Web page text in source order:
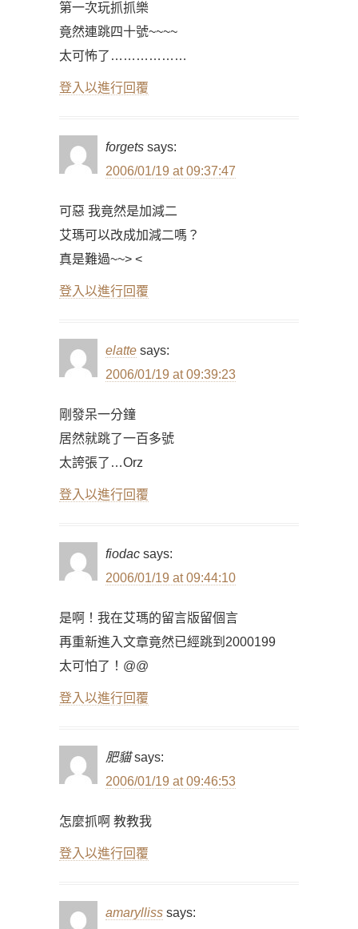
第一次玩抓抓樂
竟然連跳四十號~~~~
太可怖了………………
登入以進行回覆
forgets says:
2006/01/19 at 09:37:47
可惡 我竟然是加減二
艾瑪可以改成加減二嗎？
真是難過~~> <
登入以進行回覆
elatte says:
2006/01/19 at 09:39:23
剛發呆一分鐘
居然就跳了一百多號
太誇張了…Orz
登入以進行回覆
fiodac says:
2006/01/19 at 09:44:10
是啊！我在艾瑪的留言版留個言
再重新進入文章竟然已經跳到2000199
太可怕了！@@
登入以進行回覆
肥貓 says:
2006/01/19 at 09:46:53
怎麼抓啊 教教我
登入以進行回覆
amarylliss says: